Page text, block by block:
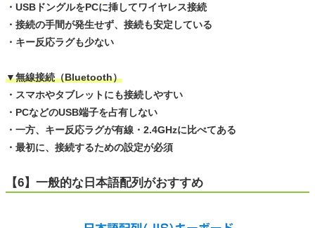
・USBドングルをPCに挿してワイヤレス接続
・接続の手間が発生せず、接続も安定している
・キー反応ラグも少ない
▼無線接続（Bluetooth）
・スマホやタブレットにも接続しやすい
・PCなどのUSB端子を占有しない
・一方、キー反応ラグが有線・2.4GHzに比べてある
・最初に、接続するための設定が必須
【6】一般的な日本語配列がおすすめ